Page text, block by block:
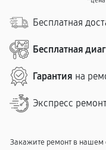
Бесплатная
Бесплатная
Гарантия на
Экспресс
Закажите ремонт в нашем